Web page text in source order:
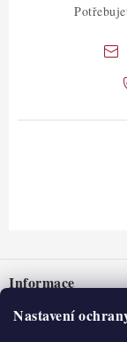
Nastavení
pInformace
Nepřevzetí zásilky
O nás